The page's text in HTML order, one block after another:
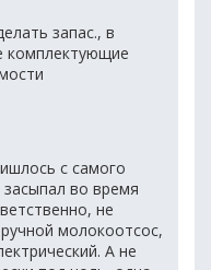
запас., в
комплектующие
с самого
во время
не
молокоотсос,
А не